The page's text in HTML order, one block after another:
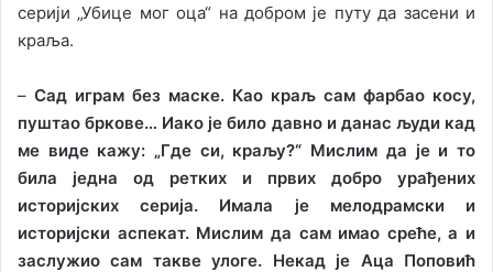
серији „Убице мог оца“ на добром је путу да засени и
краља.
– Сад играм без маске. Као краљ сам фарбао косу,
пуштао бркове… Иако је било давно и данас људи кад
ме виде кажу: „Где си, краљу?“ Мислим да је и то
била једна од ретких и првих добро урађених
историјских серија. Имала је мелодрамски и
историјски аспекат. Мислим да сам имао среће, а и
заслужио сам такве улоге. Некад је Аца Поповић